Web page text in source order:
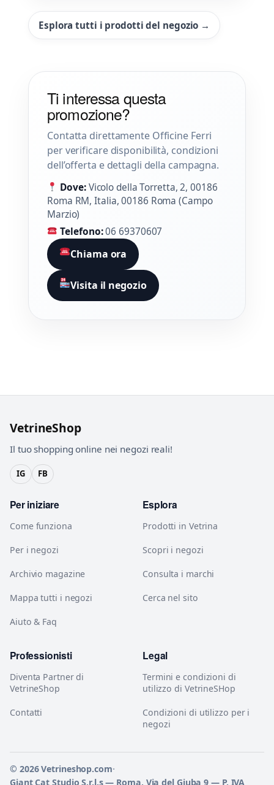
Esplora tutti i prodotti del negozio →
Ti interessa questa
promozione?
Contatta direttamente Officine Ferri
per verificare disponibilità, condizioni
dell’offerta e dettagli della campagna.
Dove:Vicolo della Torretta, 2, 00186
Roma RM, Italia, 00186 Roma (Campo
Marzio)
Telefono:06 69370607
Chiama ora
Visita il negozio
VetrineShop
Il tuo shopping online nei negozi reali!
IG FB
Per iniziare
Come funziona
Per i negozi
Archivio magazine
Mappa tutti i negozi
Aiuto & Faq
Esplora
Prodotti in Vetrina
Scopri i negozi
Consulta i marchi
Cerca nel sito
Professionisti
Diventa Partner di
VetrineShop
Contatti
Legal
Termini e condizioni di
utilizzo di VetrineSHop
Condizioni di utilizzo per i
negozi
© 2026 Vetrineshop.com·
Giant Cat Studio S.r.l.s — Roma, Via del Giuba 9 — P. IVA